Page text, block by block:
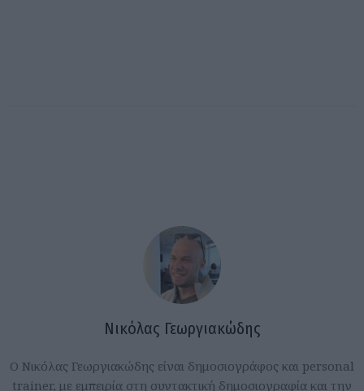
Νικόλας Γεωργιακώδης
Ο Νικόλας Γεωργιακώδης είναι δημοσιογράφος και personal
trainer, με εμπειρία στη συντακτική δημοσιογραφία και την